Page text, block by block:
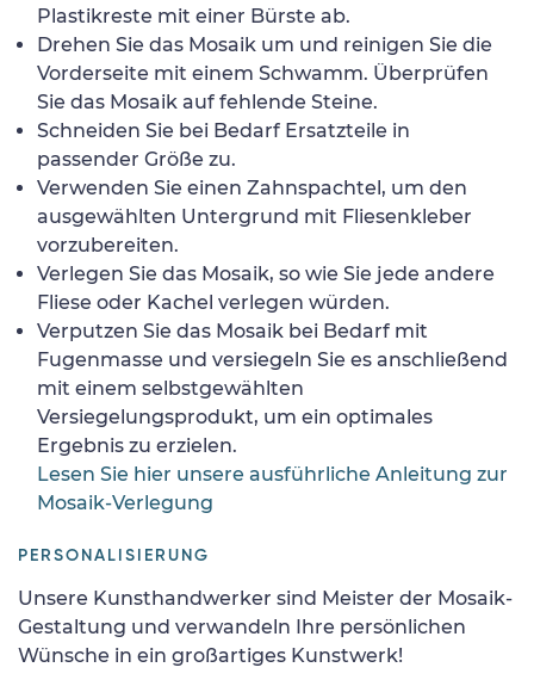
Plastikreste mit einer Bürste ab.
Drehen Sie das Mosaik um und reinigen Sie die
Vorderseite mit einem Schwamm. Überprüfen
Sie das Mosaik auf fehlende Steine.
Schneiden Sie bei Bedarf Ersatzteile in
passender Größe zu.
Verwenden Sie einen Zahnspachtel, um den
ausgewählten Untergrund mit Fliesenkleber
vorzubereiten.
Verlegen Sie das Mosaik, so wie Sie jede andere
Fliese oder Kachel verlegen würden.
Verputzen Sie das Mosaik bei Bedarf mit
Fugenmasse und versiegeln Sie es anschließend
mit einem selbstgewählten
Versiegelungsprodukt, um ein optimales
Ergebnis zu erzielen.
Lesen Sie hier unsere ausführliche Anleitung zur
Mosaik-Verlegung
PERSONALISIERUNG
Unsere Kunsthandwerker sind Meister der Mosaik-
Gestaltung und verwandeln Ihre persönlichen
Wünsche in ein großartiges Kunstwerk!